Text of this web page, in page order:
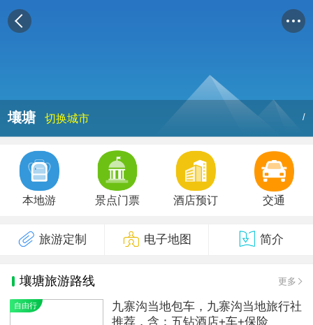
壤塘 切换城市 /
本地游 景点门票 酒店预订 交通
旅游定制 电子地图 简介
壤塘旅游路线 更多
自由行
九寨沟当地包车，九寨沟当地旅行社
推荐，含：五钻酒店+车+保险